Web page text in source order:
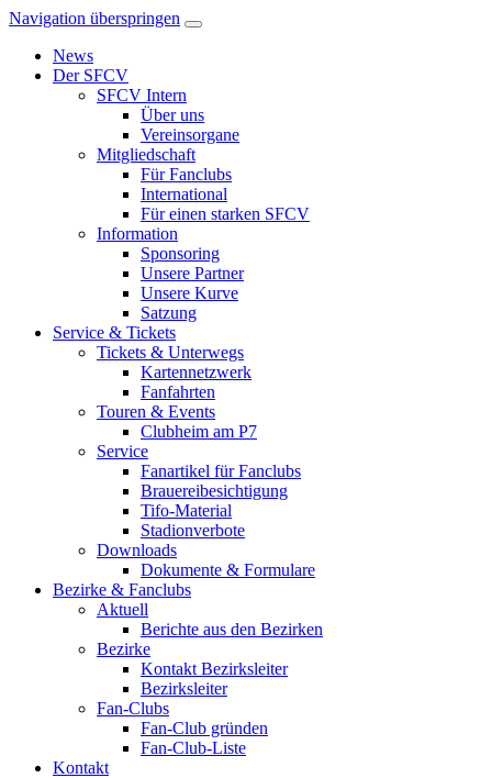
Navigation überspringen
News
Der SFCV
SFCV Intern
Über uns
Vereinsorgane
Mitgliedschaft
Für Fanclubs
International
Für einen starken SFCV
Information
Sponsoring
Unsere Partner
Unsere Kurve
Satzung
Service & Tickets
Tickets & Unterwegs
Kartennetzwerk
Fanfahrten
Touren & Events
Clubheim am P7
Service
Fanartikel für Fanclubs
Brauereibesichtigung
Tifo-Material
Stadionverbote
Downloads
Dokumente & Formulare
Bezirke & Fanclubs
Aktuell
Berichte aus den Bezirken
Bezirke
Kontakt Bezirksleiter
Bezirksleiter
Fan-Clubs
Fan-Club gründen
Fan-Club-Liste
Kontakt